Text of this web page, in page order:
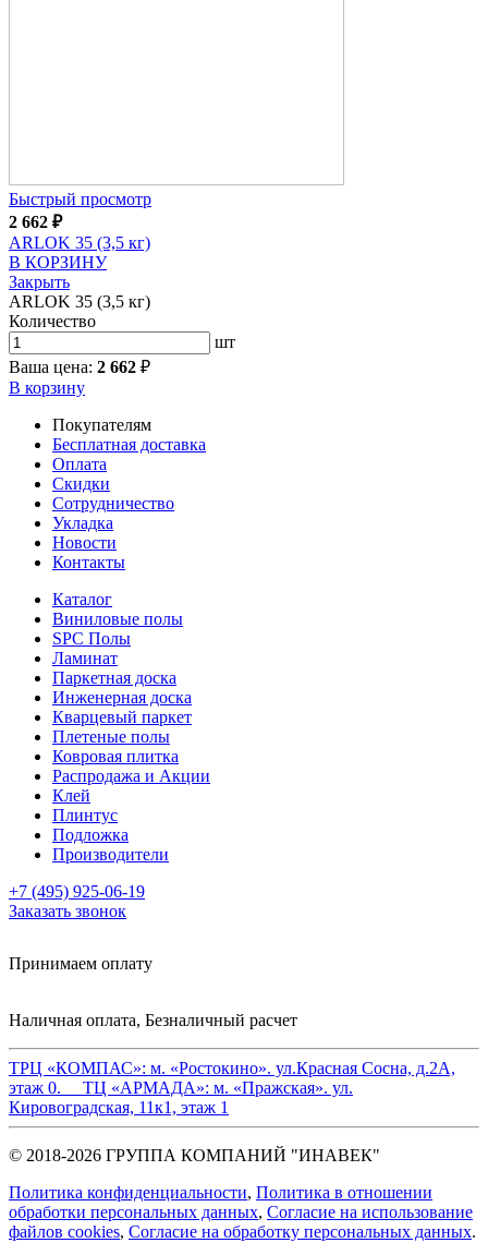
Быстрый просмотр
2 662 ₽
ARLOK 35 (3,5 кг)
В КОРЗИНУ
Закрыть
ARLOK 35 (3,5 кг)
Количество
шт
Ваша цена: 2 662 ₽
В корзину
Покупателям
Бесплатная доставка
Оплата
Скидки
Сотрудничество
Укладка
Новости
Контакты
Каталог
Виниловые полы
SPC Полы
Ламинат
Паркетная доска
Инженерная доска
Кварцевый паркет
Плетеные полы
Ковровая плитка
Распродажа и Акции
Клей
Плинтус
Подложка
Производители
+7 (495) 925-06-19
Заказать звонок
Принимаем оплату
Наличная оплата, Безналичный расчет
ТРЦ «КОМПАС»: м. «Ростокино». ул.Красная Сосна, д.2А,
этаж 0. ТЦ «АРМАДА»: м. «Пражская». ул.
Кировоградская, 11к1, этаж 1
© 2018-2026 ГРУППА КОМПАНИЙ "ИНАВЕК"
Политика конфиденциальности, Политика в отношении
обработки персональных данных, Cогласие на использование
файлов cookies, Согласие на обработку персональных данных.